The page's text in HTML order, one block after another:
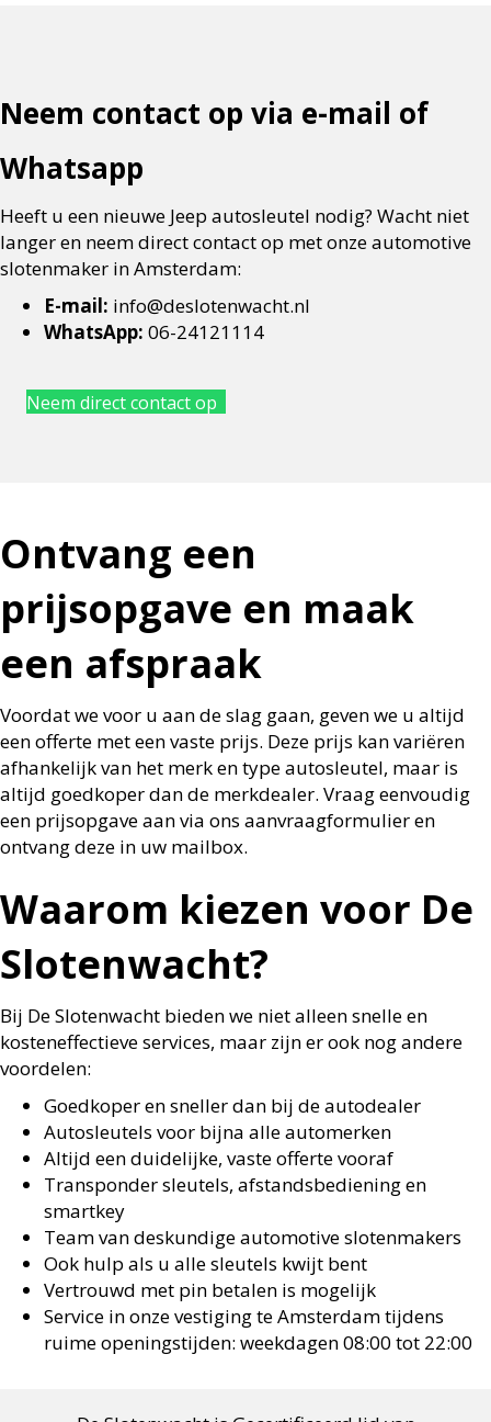
Neem contact op via e-mail of
Whatsapp
Heeft u een nieuwe Jeep autosleutel nodig? Wacht niet
langer en neem direct contact op met onze automotive
slotenmaker in Amsterdam:
E-mail: info@deslotenwacht.nl
WhatsApp: 06-24121114
Neem direct contact op
Ontvang een
prijsopgave en maak
een afspraak
Voordat we voor u aan de slag gaan, geven we u altijd
een offerte met een vaste prijs. Deze prijs kan variëren
afhankelijk van het merk en type autosleutel, maar is
altijd goedkoper dan de merkdealer. Vraag eenvoudig
een prijsopgave aan via ons aanvraagformulier en
ontvang deze in uw mailbox.
Waarom kiezen voor De
Slotenwacht?
Bij De Slotenwacht bieden we niet alleen snelle en
kosteneffectieve services, maar zijn er ook nog andere
voordelen:
Goedkoper en sneller dan bij de autodealer
Autosleutels voor bijna alle automerken
Altijd een duidelijke, vaste offerte vooraf
Transponder sleutels, afstandsbediening en
smartkey
Team van deskundige automotive slotenmakers
Ook hulp als u alle sleutels kwijt bent
Vertrouwd met pin betalen is mogelijk
Service in onze vestiging te Amsterdam tijdens
ruime openingstijden: weekdagen 08:00 tot 22:00